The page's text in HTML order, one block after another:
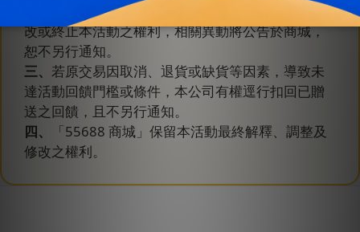
如遇不可抗力因素，55688 商城保留更改、修
改或終止本活動之權利，相關異動將公告於商城，
恕不另行通知。
三、 若原交易因取消、退貨或缺貨等因素，導致未
達活動回饋門檻或條件，本公司有權逕行扣回已贈
送之回饋，且不另行通知。
四、
「55688 商城」保留本活動最終解釋、調整及
修改之權利。